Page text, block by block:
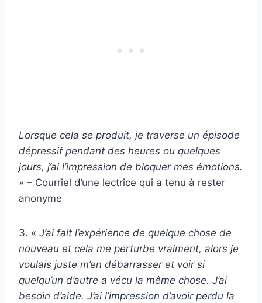
Lorsque cela se produit, je traverse un épisode
dépressif pendant des heures ou quelques
jours, j’ai l’impression de bloquer mes émotions.
» – Courriel d’une lectrice qui a tenu à rester
anonyme
3. « J’ai fait l’expérience de quelque chose de
nouveau et cela me perturbe vraiment, alors je
voulais juste m’en débarrasser et voir si
quelqu’un d’autre a vécu la même chose. J’ai
besoin d’aide. J’ai l’impression d’avoir perdu la